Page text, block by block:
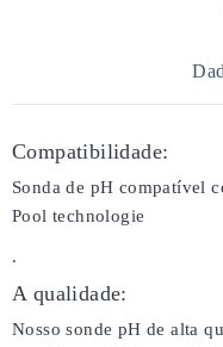
Compatibilidade:
Sonda de pH compatível
Pool technologie
.
A qualidade:
Nosso sonde pH de alta